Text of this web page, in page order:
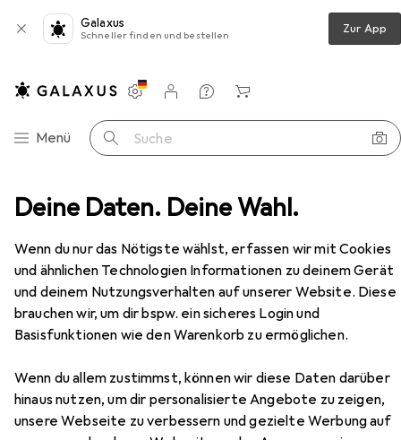
Deine Daten. Deine Wahl.
Wenn du nur das Nötigste wählst, erfassen wir mit Cookies
und ähnlichen Technologien Informationen zu deinem Gerät
und deinem Nutzungsverhalten auf unserer Website. Diese
brauchen wir, um dir bspw. ein sicheres Login und
Basisfunktionen wie den Warenkorb zu ermöglichen.
Wenn du allem zustimmst, können wir diese Daten darüber
hinaus nutzen, um dir personalisierte Angebote zu zeigen,
unsere Webseite zu verbessern und gezielte Werbung auf
Galaxus
Schneller finden und bestellen Zur App
Navigation nach Kategorien
Menü Suche
Einstellungen
Kundenkonto
Vergleichslisten
Merklisten
Warenkorb
Dockingstation + USB Hub Samsung EE-P5400
SamsungEE-P5400
USB-C, 4 Ports
Zubehör für Samsung EE-P5400
Hier findest du passendes Zubehör zum Produkt Samsung
EE-P5400 aus den Kategorien USB Kabel, Videokabel und
Netzwerkkabel.